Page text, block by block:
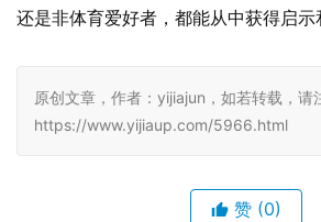
还是非体育爱好者，都能从中获得启示
原创文章，作者：yijiajun，如若转载，请
https://www.yijiaup.com/5966.html
赞 (0)